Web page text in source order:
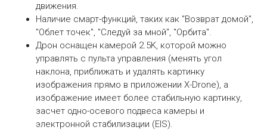
движения.
Наличие смарт-функций, таких как "Возврат домой",
"Облет точек", "Следуй за мной", "Орбита".
Дрон оснащен камерой 2.5K, которой можно
управлять с пульта управления (менять угол
наклона, приближать и удалять картинку
изображения прямо в приложении X-Drone), а
изображение имеет более стабильную картинку,
засчет одно-осевого подвеса камеры и
электронной стабилизации (EIS).